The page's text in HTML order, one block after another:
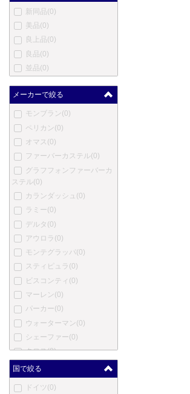
新同品(0)
美品(0)
良上品(0)
良品(0)
並品(0)
メーカーで絞る
モンブラン (0)
ペリカン (0)
オマス (0)
ファーバーカステル(0)
グラフフォンファーバーカ
ステル(0)
カランダッシュ (0)
ラミー(0)
デルタ (0)
アウロラ (0)
モンテグラッパ(0)
スティピュラ (0)
ビスコンティ (0)
マーレン (0)
パーカー(0)
ウォーターマン (0)
シェーファー(0)
クロス(0)
モンテベルデ
ヤード・オ・レッド(0)
国で絞る
ドイツ (0)